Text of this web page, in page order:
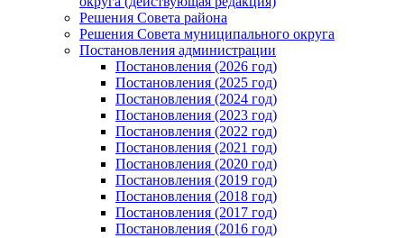
Решения Совета района
Решения Совета муниципального округа
Постановления администрации
Постановления (2026 год)
Постановления (2025 год)
Постановления (2024 год)
Постановления (2023 год)
Постановления (2022 год)
Постановления (2021 год)
Постановления (2020 год)
Постановления (2019 год)
Постановления (2018 год)
Постановления (2017 год)
Постановления (2016 год)